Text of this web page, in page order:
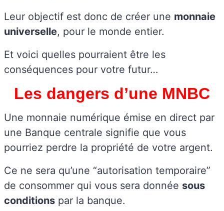
Leur objectif est donc de créer une monnaie
universelle, pour le monde entier.
Et voici quelles pourraient être les
conséquences pour votre futur…
Les dangers d’une MNBC
Une monnaie numérique émise en direct par
une Banque centrale signifie que vous
pourriez perdre la propriété de votre argent.
Ce ne sera qu’une “autorisation temporaire”
de consommer qui vous sera donnée sous
conditions par la banque.